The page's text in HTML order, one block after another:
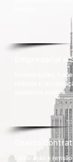
Empresarial e
Incorporações,
falência e
assessoria jurídica.
Direito
Elaboração e